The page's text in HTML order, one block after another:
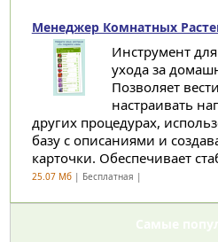
Менеджер Комнатных
Инструмент
ухода за
Позволяет
настраивать
других процедурах,
базу с описаниями и
карточки. Обеспечивает
25.07 Мб| Бесплатная |
Самые